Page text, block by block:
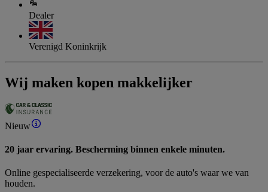
Dealer
Verenigd Koninkrijk
Wij maken kopen makkelijker
Nieuw
20 jaar ervaring. Bescherming binnen enkele minuten.
Online gespecialiseerde verzekering, voor de auto's waar we van
houden.